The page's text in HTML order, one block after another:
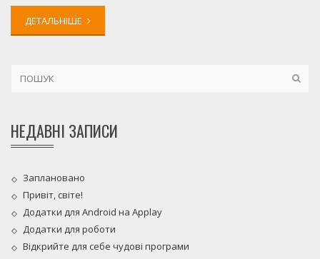
ДЕТАЛЬНІШЕ
НЕДАВНІ ЗАПИСИ
Заплановано
Привіт, світе!
Додатки для Android на Applay
Додатки для роботи
Відкрийте для себе чудові програми